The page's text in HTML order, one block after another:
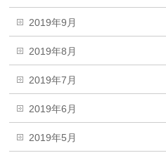
2019年9月
2019年8月
2019年7月
2019年6月
2019年5月